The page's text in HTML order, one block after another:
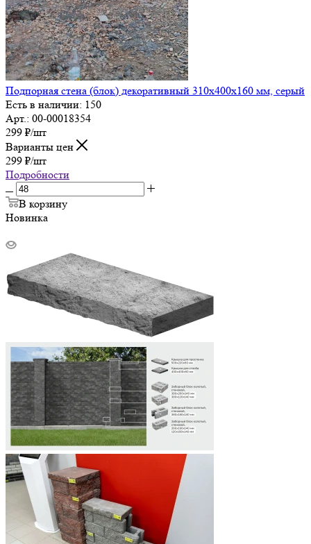
Подпорная стена (блок) декоративный 310х400х160 мм, серый
Есть в наличии: 150
Арт.: 00-00018354
299 ₽/шт
Варианты цен
299 ₽/шт
Подробности
В корзину
Новинка